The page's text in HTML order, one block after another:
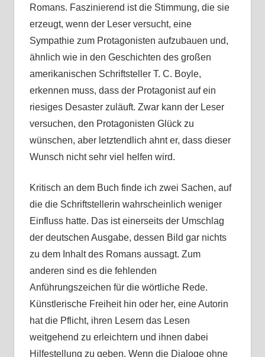
Romans. Faszinierend ist die Stimmung, die sie
erzeugt, wenn der Leser versucht, eine
Sympathie zum Protagonisten aufzubauen und,
ähnlich wie in den Geschichten des großen
amerikanischen Schriftsteller T. C. Boyle,
erkennen muss, dass der Protagonist auf ein
riesiges Desaster zuläuft. Zwar kann der Leser
versuchen, den Protagonisten Glück zu
wünschen, aber letztendlich ahnt er, dass dieser
Wunsch nicht sehr viel helfen wird.
Kritisch an dem Buch finde ich zwei Sachen, auf
die die Schriftstellerin wahrscheinlich weniger
Einfluss hatte. Das ist einerseits der Umschlag
der deutschen Ausgabe, dessen Bild gar nichts
zu dem Inhalt des Romans aussagt. Zum
anderen sind es die fehlenden
Anführungszeichen für die wörtliche Rede.
Künstlerische Freiheit hin oder her, eine Autorin
hat die Pflicht, ihren Lesern das Lesen
weitgehend zu erleichtern und ihnen dabei
Hilfestellung zu geben. Wenn die Dialoge ohne